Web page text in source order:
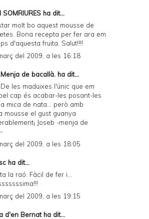
SOMRIURES ha dit...
molt bo aquest mousse de
Bona recepta per fer ara em
d'aquesta fruita. Salut!!!!
del 2009, a les 16:18
de bacallà. ha dit...
les maduixes l'únic que em
cap és acabar-les posant-les
mica de nata... però amb
mousse el gust guanya
Joseb -menja de
del 2009, a les 18:05
ha dit...
la raó. Fàcil de fer i...
del 2009, a les 19:15
d'en Bernatha dit...